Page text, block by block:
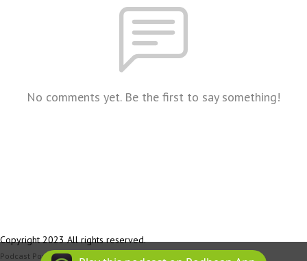
No comments yet. Be the first to say something!
Copyright 2023 All rights reserved.
Podcast Powered By Podbean